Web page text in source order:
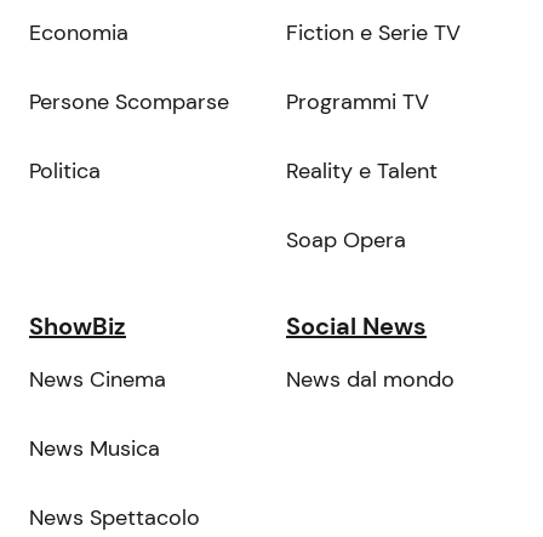
Economia
Persone Scomparse
Politica
Fiction e Serie TV
Programmi TV
Reality e Talent
Soap Opera
ShowBiz
News Cinema
News Musica
News Spettacolo
Social News
News dal mondo